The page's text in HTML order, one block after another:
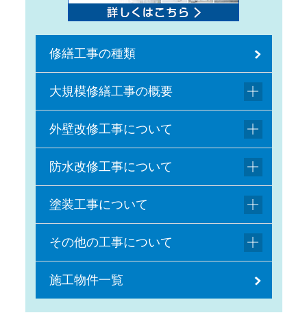
修繕工事の種類
大規模修繕工事の概要
外壁改修工事について
防水改修工事について
塗装工事について
その他の工事について
施工物件一覧